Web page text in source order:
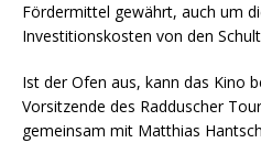
Fördermittel gewährt, auch um
Investitionskosten von den
Ist der Ofen aus, kann das Kino
Vorsitzende des Radduscher
gemeinsam mit Matthias